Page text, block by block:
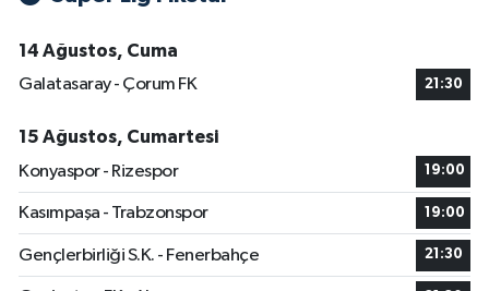
14 Ağustos, Cuma
Galatasaray - Çorum FK
21:30
15 Ağustos, Cumartesi
Konyaspor - Rizespor
19:00
Kasımpaşa - Trabzonspor 19:00
Gençlerbirliği S.K. - Fenerbahçe 21:30